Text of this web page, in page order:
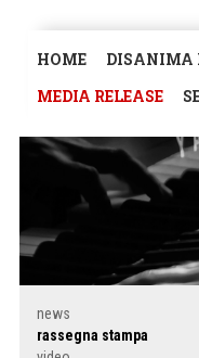
HOME DISANIMA
MEDIA RELEASE
news
rassegna stampa